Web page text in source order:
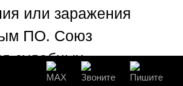
или заражения
ПО. Союз
судебных
использует